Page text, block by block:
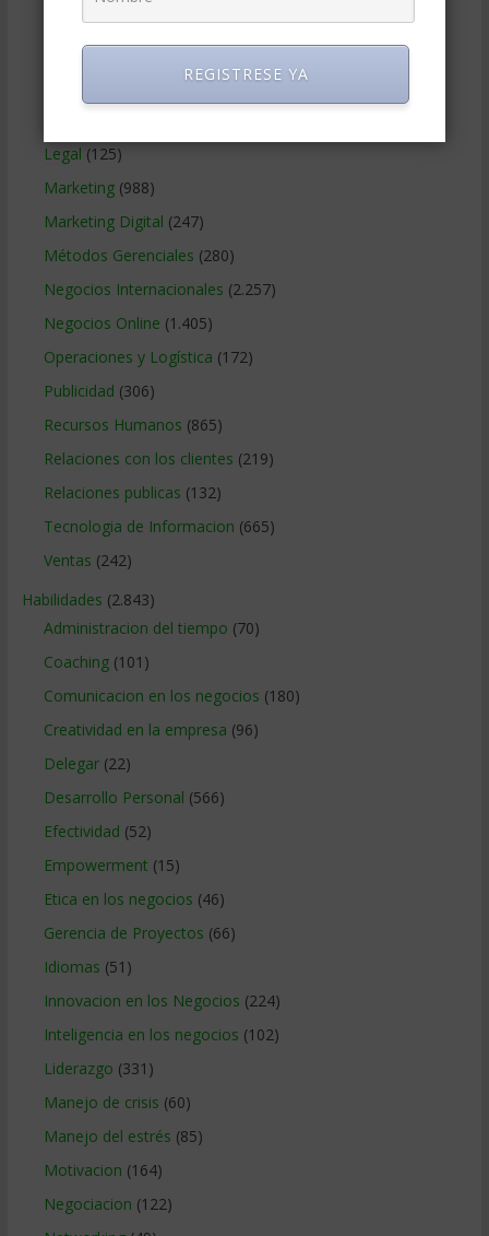
Estrategia Empresarial(304)
Finanzas Corporativas(748)
Gerencia social y ambiental(223)
Legal (125)
Marketing(988)
Marketing Digital (247)
Métodos Gerenciales (280)
Negocios Internacionales (2.257)
Negocios Online (1.405)
Operaciones y Logística (172)
Publicidad (306)
Recursos Humanos (865)
Relaciones con los clientes (219)
Relaciones publicas (132)
Tecnologia de Informacion (665)
Ventas (242)
Habilidades (2.843)
Administracion del tiempo (70)
Coaching(101)
Comunicacion en los negocios (180)
Creatividad en la empresa (96)
Delegar(22)
Desarrollo Personal (566)
Efectividad (52)
Empowerment (15)
Etica en los negocios (46)
Gerencia de Proyectos (66)
Idiomas (51)
Innovacion en los Negocios (224)
Inteligencia en los negocios (102)
Liderazgo (331)
Manejo de crisis (60)
Manejo del estrés (85)
Motivacion (164)
Negociacion (122)
REGISTRESE YA